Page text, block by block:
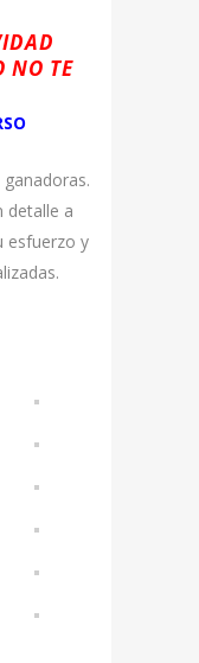
NO TE
detalle a
esfuerzo y